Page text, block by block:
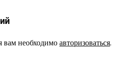
вам необходимоавторизоваться.